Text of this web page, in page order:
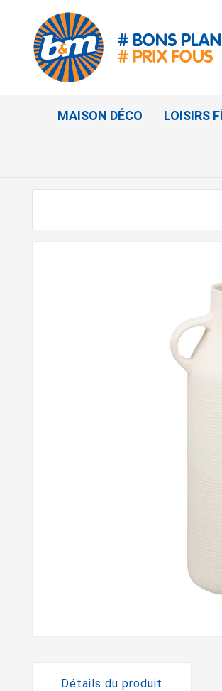
MAISON DÉCO LOISIRS
Détails du produit